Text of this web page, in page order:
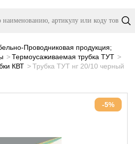
Проводниковая продукция;
Термоусаживаемая трубка ТУТ
КВТ
Трубка ТУТ нг 20/10 черный
-5%